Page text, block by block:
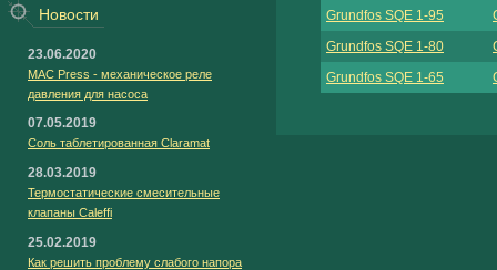
Новости
23.06.2020
MAC Press - механическое реле
давления для насоса
07.05.2019
Соль таблетированная Claramat
28.03.2019
Термостатические смесительные
клапаны Caleffi
25.02.2019
Как решить проблему слабого напора
Grundfos SQE 1-95
Grundfos SQE 1-80
Grundfos SQE 1-65